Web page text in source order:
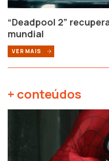
“Deadpool 2”
mundial
VER MAIS
+ conteúdos